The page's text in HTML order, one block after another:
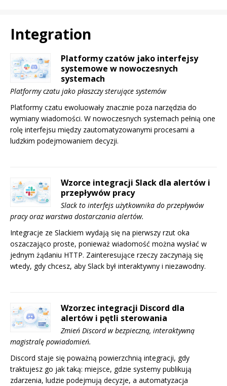
Integration
Platformy czatów jako interfejsy
systemowe w nowoczesnych
systemach
Platformy czatu jako płaszczy sterujące systemów
Platformy czatu ewoluowały znacznie poza narzędzia do
wymiany wiadomości. W nowoczesnych systemach pełnią one
rolę interfejsu między zautomatyzowanymi procesami a
ludzkim podejmowaniem decyzji.
Wzorce integracji Slack dla alertów i
przepływów pracy
Slack to interfejs użytkownika do przepływów
pracy oraz warstwa dostarczania alertów.
Integracje ze Slackiem wydają się na pierwszy rzut oka
oszaczająco proste, ponieważ wiadomość można wysłać w
jednym żądaniu HTTP. Zainteresujące rzeczy zaczynają się
wtedy, gdy chcesz, aby Slack był interaktywny i niezawodny.
Wzorzec integracji Discord dla
alertów i pętli sterowania
Zmień Discord w bezpieczną, interaktywną
magistralę powiadomień.
Discord staje się poważną powierzchnią integracji, gdy
traktujesz go jak taką: miejsce, gdzie systemy publikują
zdarzenia, ludzie podejmują decyzje, a automatyzacja